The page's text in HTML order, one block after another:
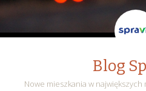
Blog
Nowe mieszkania w największych